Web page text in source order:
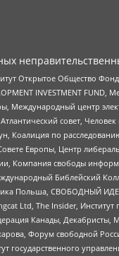
Открытое Общество
INVESTMENT
Международный центр
совет,
Коалиция по
Европы, Центр
Компания свободы
Библейский
Польша, СВОБОДНЫЙ
Ltd, The Insider,
Канады,
Форум свободной
государственного